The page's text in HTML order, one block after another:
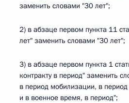
заменить словами "30 лет";
2) в абзаце первом пункта 11
лет" заменить словами "30 лет";
3) в абзаце первом пункта 1
контракту в период" заменить
в период мобилизации, в
и в военное время, в период";